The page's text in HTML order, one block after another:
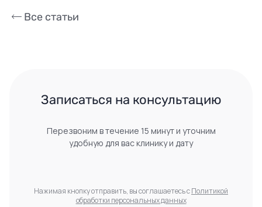
Все статьи
Записаться на консультацию
Перезвоним в течение 15 минут и уточним
удобную для вас клинику и дату
Нажимая кнопку отправить, вы соглашаетесь сПолитикой
обработки персональных данных